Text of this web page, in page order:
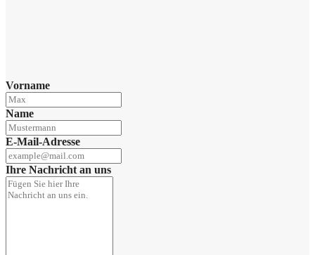
Vor­na­me
Name
E-Mail-Adres­se
Ihre Nach­richt an uns